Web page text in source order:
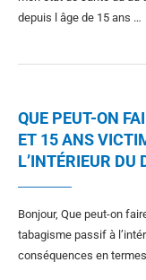
depuis l âge de 15 ans …
QUE PEUT-ON
ET 15 ANS
L’INTÉRIEUR DU
Bonjour, Que peut-on
tabagisme passif à
conséquences en